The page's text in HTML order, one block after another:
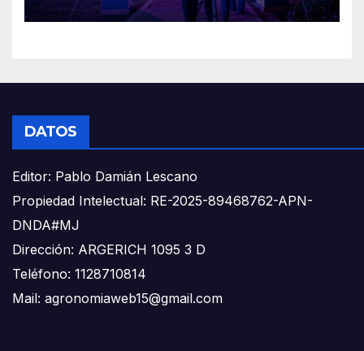
DATOS
Editor: Pablo Damián Lescano
Propiedad Intelectual: RE-2025-89468762-APN-
DNDA#MJ
Dirección: ARGERICH 1095 3 D
Teléfono: 1128710814
Mail: agronomiaweb15@gmail.com